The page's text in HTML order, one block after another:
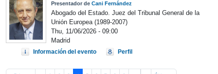
Presentador de Cani Fernández
Abogado del Estado. Juez del Tribunal General de la
Unión Europea (1989-2007)
Thu, 11/06/2026 - 09:00
Madrid
Información del evento Perfil